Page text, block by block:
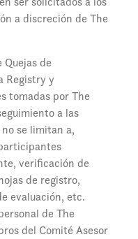
a discreción de The
de
Registry y
tomadas por The
a las
se limitan a,
verificación de
de registro,
evaluación, etc.
de The
del Comité Asesor